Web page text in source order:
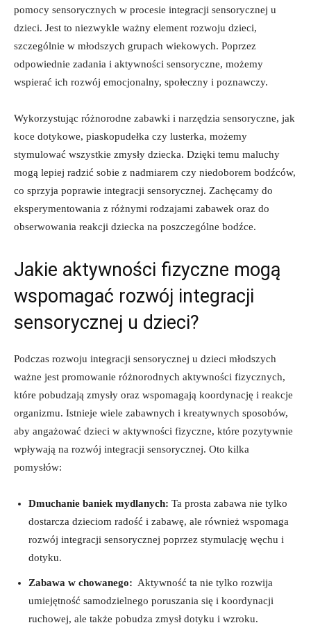
pomocy sensorycznych w ⁢procesie integracji sensorycznej ⁤u
dzieci. Jest to niezwykle ważny element rozwoju dzieci,‌
szczególnie w młodszych grupach wiekowych. Poprzez
‍odpowiednie zadania i​ aktywności sensoryczne, ⁣możemy
wspierać‍ ich rozwój emocjonalny, społeczny i poznawczy.
Wykorzystując różnorodne zabawki i narzędzia sensoryczne, jak
koce ‌dotykowe, piaskopudełka czy lusterka, możemy
stymulować wszystkie zmysły dziecka. Dzięki temu maluchy
mogą lepiej radzić‍ sobie⁣ z nadmiarem‍ czy ‍niedoborem bodźców,
co⁣ sprzyja poprawie integracji sensorycznej.⁣ Zachęcamy do
eksperymentowania z różnymi rodzajami zabawek⁤ oraz do⁣
obserwowania reakcji‍ dziecka ​na poszczególne bodźce.
Jakie aktywności fizyczne ‌mogą
wspomagać rozwój ‍integracji
sensorycznej⁣ u dzieci?
Podczas rozwoju integracji‌ sensorycznej u dzieci ⁢młodszych
ważne jest promowanie⁢ różnorodnych‌ aktywności fizycznych,
‌które pobudzają zmysły⁤ oraz wspomagają ⁣koordynację i reakcje
organizmu. Istnieje ⁤wiele zabawnych i kreatywnych sposobów,
aby angażować dzieci w​ aktywności fizyczne, które pozytywnie
wpływają ‍na rozwój integracji sensorycznej. Oto ‌kilka
pomysłów:
Dmuchanie baniek mydlanych: Ta​ prosta zabawa nie‍ tylko
‍dostarcza dzieciom radość i ‌zabawę, ale również​ wspomaga
rozwój integracji sensorycznej poprzez ​stymulację‌ węchu i
dotyku.
Zabawa​ w chowanego: ‌ Aktywność ta ⁤nie‍ tylko rozwija
umiejętność samodzielnego poruszania‌ się i ⁤koordynacji
ruchowej, ale także⁣ pobudza ‌zmysł ‌dotyku i wzroku.